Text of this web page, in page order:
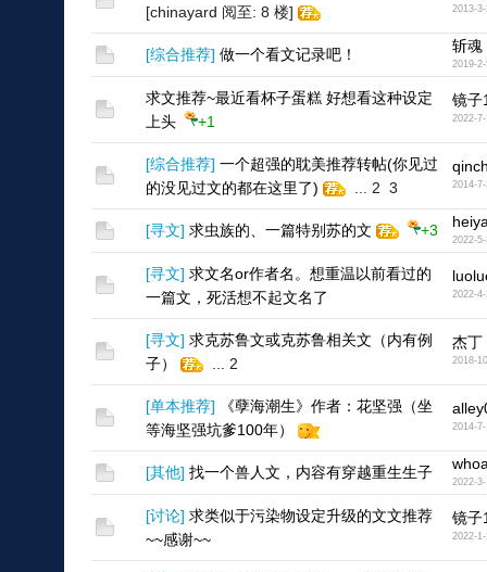
[chinayard 阅至: 8 楼]
2013-
[综合推荐] 做一个看文记录吧！ 斩魂
2019-2-
求文推荐~最近看杯子蛋糕 好想看这种设定
上头
+1
镜子
2022-
[综合推荐] 一个超强的耽美推荐转帖(你见过
的没见过文的都在这里了)
2 3 2014-
[寻文] 求虫族的、一篇特别苏的文 +3
2022-
[寻文] 求文名or作者名。想重温以前看过的
一篇文，死活想不起文名了
2022-
[寻文] 求克苏鲁文或克苏鲁相关文（内有例
子）
2
杰丁
2018-
[单本推荐]
《孽海潮生》作者：花坚强（坐
等海坚强坑爹100年）
2014-7-
[其他] 找一个兽人文，内容有穿越重生生子
2022-
[讨论] 求类似于污染物设定升级的文文推荐
~~感谢~~
镜子
2022-